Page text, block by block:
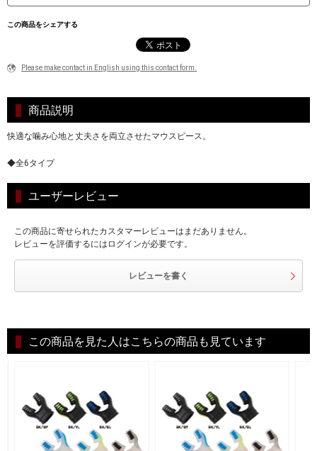
この商品をシェアする
Please make contact in English using this contact form.
商品説明
快適な噛み心地と丈夫さを両立させたマウスピース。
◆全6タイプ
ユーザーレビュー
この商品に寄せられたカスタマーレビューはまだありません。
レビューを評価するにはログインが必要です。
レビューを書く
この商品を見た人はこちらの商品も見ています